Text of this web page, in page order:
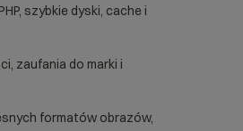
szybkie dyski, cache i
zaufania do marki i
formatów obrazów,